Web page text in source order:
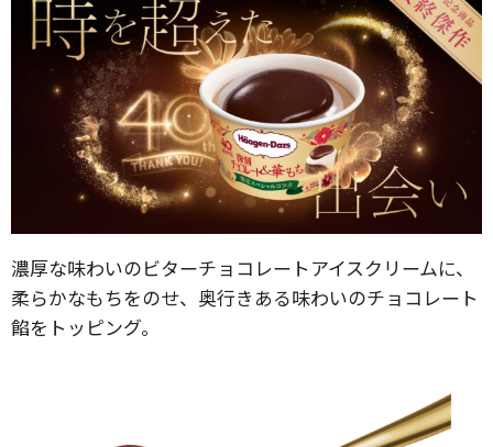
濃厚な味わいのビターチョコレートアイスクリームに、
柔らかなもちをのせ、奥行きある味わいのチョコレート
餡をトッピング。